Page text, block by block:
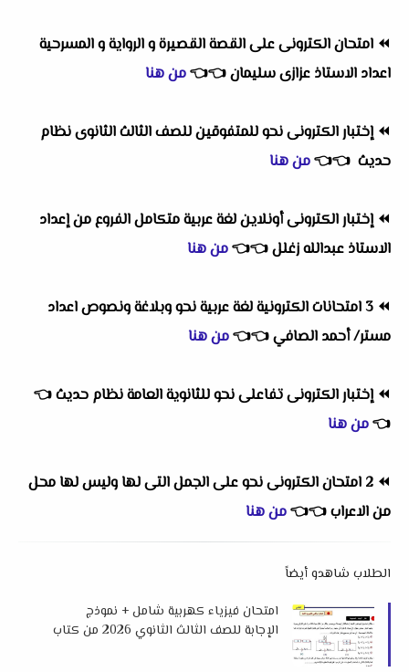
⏪ امتحان الكترونى على القصة القصيرة و الرواية و المسرحية
اعداد الاستاذ عزازى سليمان👈
👈من هنا
⏪إختبار الكترونى نحو للمتفوقين للصف الثالث الثانوى نظام
حديث 👈
👈من هنا
⏪إختبار الكترونى أونلاين لغة عربية متكامل الفروع من إعداد
الاستاذ عبدالله زغلل👈
👈من هنا
⏪
3 امتحانات الكترونية لغة عربية نحو وبلاغة ونصوص اعداد
مستر/ أحمد الصافي👈
👈من هنا
⏪إختبار الكترونى تفاعلى نحو للثانوية العامة نظام حديث👈
👈من هنا
⏪
2 امتحان الكترونى نحو على الجمل التى لها وليس لها محل
من الاعراب👈
👈من هنا
الطلاب شاهدو أيضاً
امتحان فيزياء كهربية شامل + نموذج
الإجابة للصف الثالث الثانوي 2026 من كتاب